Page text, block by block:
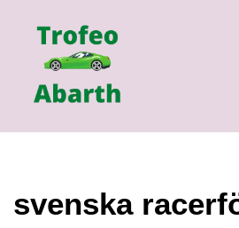
Hoppa
innehåll
svenska